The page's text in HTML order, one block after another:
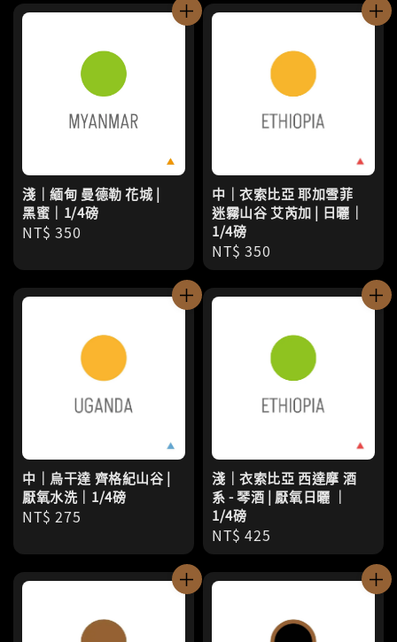
淺｜緬甸 曼德勒 花城 |
黑蜜｜1/4磅
Regular
NT$ 350
中｜衣索比亞 耶加雪菲
迷霧山谷 艾芮加 | 日曬｜
1/4磅
Regular
price
NT$ 350
中｜烏干達 齊格紀山谷 |
厭氧水洗｜1/4磅
Regular
NT$ 275
淺｜衣索比亞 西達摩 酒
系 - 琴酒 | 厭氧日曬 ｜
1/4磅
Regular
price
NT$ 425